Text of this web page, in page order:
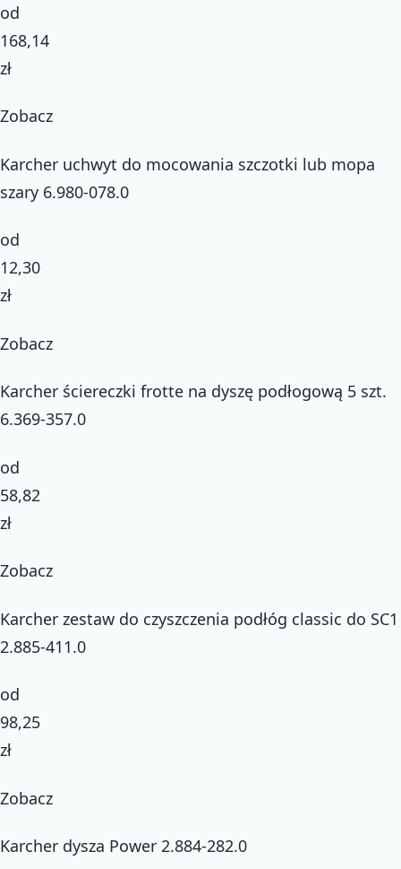
od
168,14
zł
Zobacz
Karcher uchwyt do mocowania szczotki lub mopa
szary 6.980-078.0
od
12,30
zł
Zobacz
Karcher ściereczki frotte na dyszę podłogową 5 szt.
6.369-357.0
od
58,82
zł
Zobacz
Karcher zestaw do czyszczenia podłóg classic do SC1
2.885-411.0
od
98,25
zł
Zobacz
Karcher dysza Power 2.884-282.0